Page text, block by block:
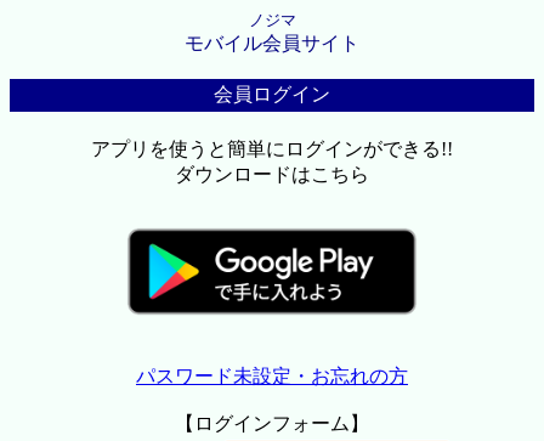
ノジマ
モバイル会員サイト
会員ログイン
アプリを使うと簡単にログインができる!!
ダウンロードはこちら
パスワード未設定・お忘れの方
【ログインフォーム】